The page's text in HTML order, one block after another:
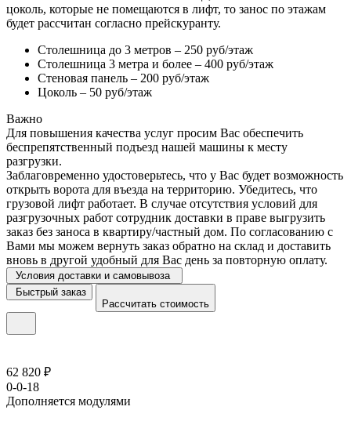
цоколь, которые не помещаются в лифт, то занос по этажам
будет рассчитан согласно прейскуранту.
Столешница до 3 метров – 250 руб/этаж
Столешница 3 метра и более – 400 руб/этаж
Стеновая панель – 200 руб/этаж
Цоколь – 50 руб/этаж
Важно
Для повышения качества услуг просим Вас обеспечить
беспрепятственный подъезд нашей машины к месту
разгрузки.
Заблаговременно удостоверьтесь, что у Вас будет возможность
открыть ворота для въезда на территорию. Убедитесь, что
грузовой лифт работает. В случае отсутствия условий для
разгрузочных работ сотрудник доставки в праве выгрузить
заказ без заноса в квартиру/частный дом. По согласованию с
Вами мы можем вернуть заказ обратно на склад и доставить
вновь в другой удобный для Вас день за повторную оплату.
Условия доставки и самовывоза
Быстрый заказ
Рассчитать стоимость
62 820 ₽
0-0-18
Дополняется модулями